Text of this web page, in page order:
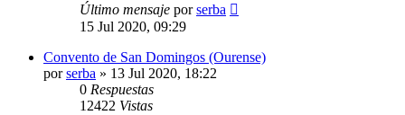
Último mensaje porserba
15 Jul 2020, 09:29
Convento de San Domingos (Ourense)
porserba » 13 Jul 2020, 18:22
0 Respuestas
12422 Vistas